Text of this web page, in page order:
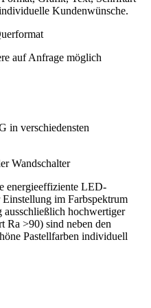
Kundenwünsche.
auf Anfrage möglich
in verschiedensten
Wandschalter
energieeffiziente LED-
im Farbspektrum
hochwertiger
Ra >90) sind neben den
Pastellfarben individuell